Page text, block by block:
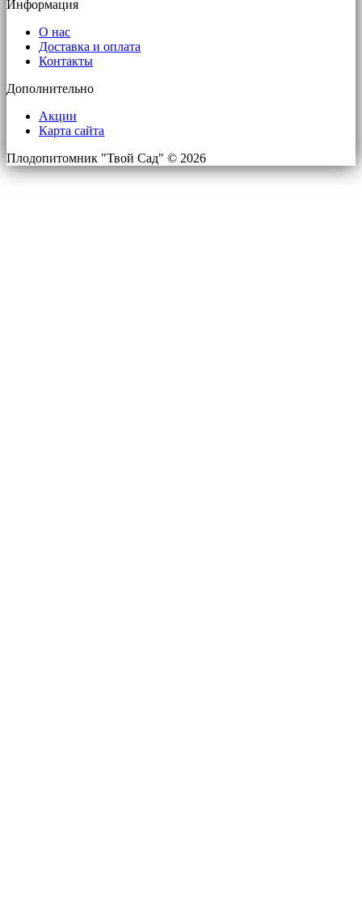
Информация
О нас
Доставка и оплата
Контакты
Дополнительно
Акции
Карта сайта
Плодопитомник "Твой Сад" © 2026